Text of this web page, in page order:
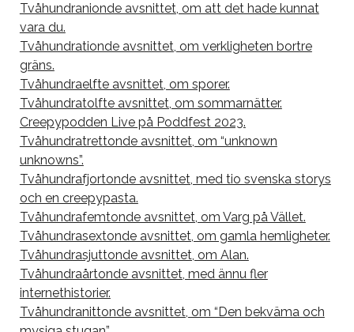
Tvåhundranionde avsnittet, om att det hade kunnat
vara du.
Tvåhundrationde avsnittet, om verkligheten bortre
gräns.
Tvåhundraelfte avsnittet, om sporer.
Tvåhundratolfte avsnittet, om sommarnätter.
Creepypodden Live på Poddfest 2023.
Tvåhundratrettonde avsnittet, om “unknown
unknowns”.
Tvåhundrafjortonde avsnittet, med tio svenska storys
och en creepypasta.
Tvåhundrafemtonde avsnittet, om Varg på Vället.
Tvåhundrasextonde avsnittet, om gamla hemligheter.
Tvåhundrasjuttonde avsnittet, om Alan.
Tvåhundraårtonde avsnittet, med ännu fler
internethistorier.
Tvåhundranittonde avsnittet, om “Den bekväma och